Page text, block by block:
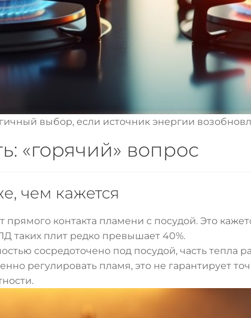
выбор, если источник энергии
«горячий» вопрос
чем кажется
прямого контакта пламени с посудой. Это
таких плит редко превышает 40%.
сосредоточено под посудой, часть тепла
регулировать пламя, это не гарантирует